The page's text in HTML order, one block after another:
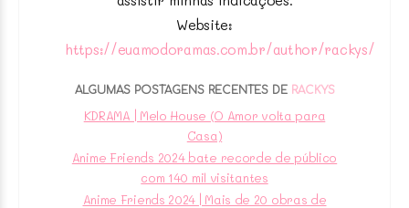
Website:
https://euamodoramas.com.br/author/rackys/
ALGUMAS POSTAGENS RECENTES DE RACKYS
KDRAMA | Melo House (O Amor volta para
Casa)
Anime Friends 2024 bate recorde de público
com 140 mil visitantes
Anime Friends 2024 | Mais de 20 obras de